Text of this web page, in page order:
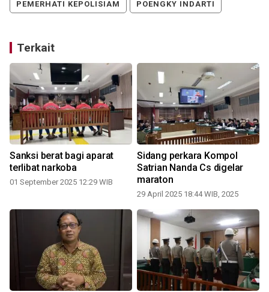
PEMERHATI KEPOLISIAM POENGKY INDARTI
Terkait
Sanksi berat bagi aparat
terlibat narkoba
01 September 2025 12:29 WIB
Sidang perkara Kompol
Satrian Nanda Cs digelar
maraton
29 April 2025 18:44 WIB, 2025